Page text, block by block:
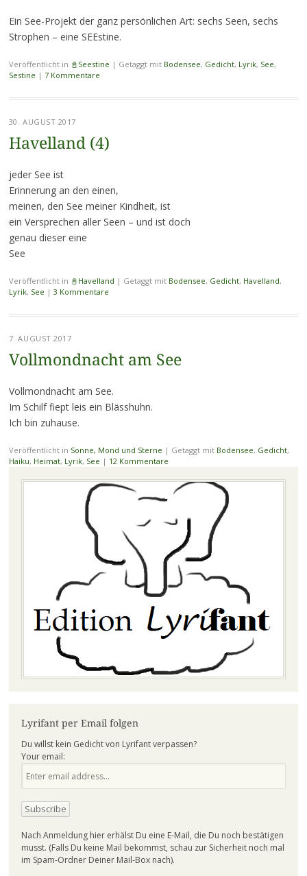
Ein See-Projekt der ganz persönlichen Art: sechs Seen, sechs
Strophen – eine SEEstine.
Veröffentlicht in 📓Seestine | Getaggt mit Bodensee, Gedicht, Lyrik, See,
Sestine | 7 Kommentare
30. AUGUST 2017
Havelland (4)
jeder See ist
Erinnerung an den einen,
meinen, den See meiner Kindheit, ist
ein Versprechen aller Seen – und ist doch
genau dieser eine
See
Veröffentlicht in 📓Havelland | Getaggt mit Bodensee, Gedicht, Havelland,
Lyrik, See | 3 Kommentare
7. AUGUST 2017
Vollmondnacht am See
Vollmondnacht am See.
Im Schilf fiept leis ein Blässhuhn.
Ich bin zuhause.
Veröffentlicht in Sonne, Mond und Sterne | Getaggt mit Bodensee, Gedicht,
Haiku, Heimat, Lyrik, See | 12 Kommentare
Lyrifant per Email folgen
Du willst kein Gedicht von Lyrifant verpassen?
Your email:
Nach Anmeldung hier erhälst Du eine E-Mail, die Du noch bestätigen
musst. (Falls Du keine Mail bekommst, schau zur Sicherheit noch mal
im Spam-Ordner Deiner Mail-Box nach).